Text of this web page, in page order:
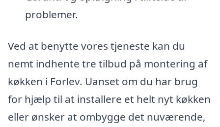
problemer.
Ved at benytte vores tjeneste kan du
nemt indhente tre tilbud på montering af
køkken i Forlev. Uanset om du har brug
for hjælp til at installere et helt nyt køkken
eller ønsker at ombygge det nuværende,